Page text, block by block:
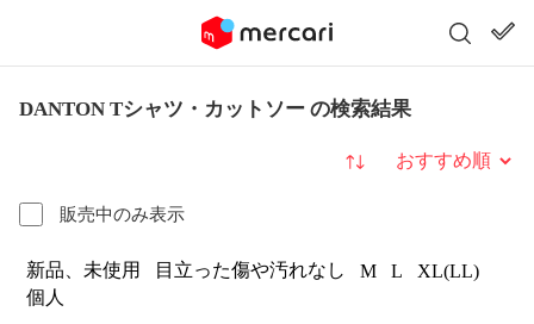
DANTON Tシャツ・カットソー の検索結果
販売中のみ表示
並び替え
新品、未使用 目立った傷や汚れなし M L
XL(LL)
個人